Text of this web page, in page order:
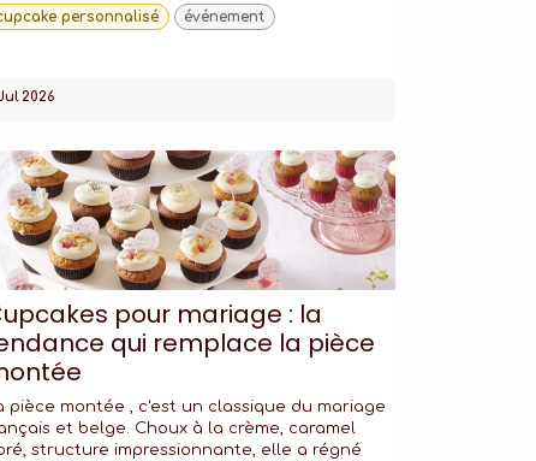
personnalisé événement
2026
pour mariage : la
qui remplace la pièce
pièce montée , c'est un classique du mariage
et belge. Choux à la crème, caramel
structure impressionnante, elle a régné